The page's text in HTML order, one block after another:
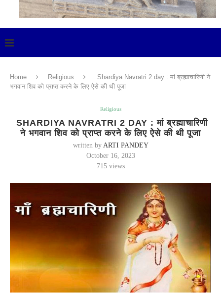
Home Religious
Shardiya Navratri 2 day : मां ब्रह्माचारिणी ने
भगवान शिव को प्राप्त करने के लिए ऐसे की थी पूजा
Religious
SHARDIYA NAVRATRI 2 DAY : मां ब्रह्माचारिणी
ने भगवान शिव को प्राप्त करने के लिए ऐसे की थी पूजा
written by ARTI PANDEY
October 16, 2023
715views